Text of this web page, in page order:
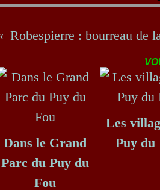
Robespierre : bourreau de
Dans le Grand
Parc du Puy du
Fou
Les
Puy du